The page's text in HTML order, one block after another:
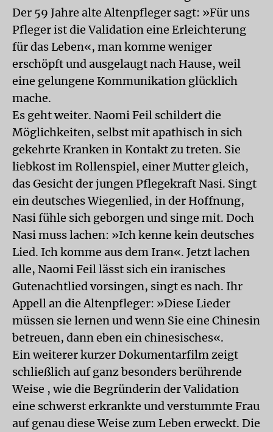
Der 59 Jahre alte Altenpfleger sagt: »Für uns
Pfleger ist die Validation eine Erleichterung
für das Leben«, man komme weniger
erschöpft und ausgelaugt nach Hause, weil
eine gelungene Kommunikation glücklich
mache.
Es geht weiter. Naomi Feil schildert die
Möglichkeiten, selbst mit apathisch in sich
gekehrte Kranken in Kontakt zu treten. Sie
liebkost im Rollenspiel, einer Mutter gleich,
das Gesicht der jungen Pflegekraft Nasi. Singt
ein deutsches Wiegenlied, in der Hoffnung,
Nasi fühle sich geborgen und singe mit. Doch
Nasi muss lachen: »Ich kenne kein deutsches
Lied. Ich komme aus dem Iran«. Jetzt lachen
alle, Naomi Feil lässt sich ein iranisches
Gutenachtlied vorsingen, singt es nach. Ihr
Appell an die Altenpfleger: »Diese Lieder
müssen sie lernen und wenn Sie eine Chinesin
betreuen, dann eben ein chinesisches«.
Ein weiterer kurzer Dokumentarfilm zeigt
schließlich auf ganz besonders berührende
Weise , wie die Begründerin der Validation
eine schwerst erkrankte und verstummte Frau
auf genau diese Weise zum Leben erweckt. Die